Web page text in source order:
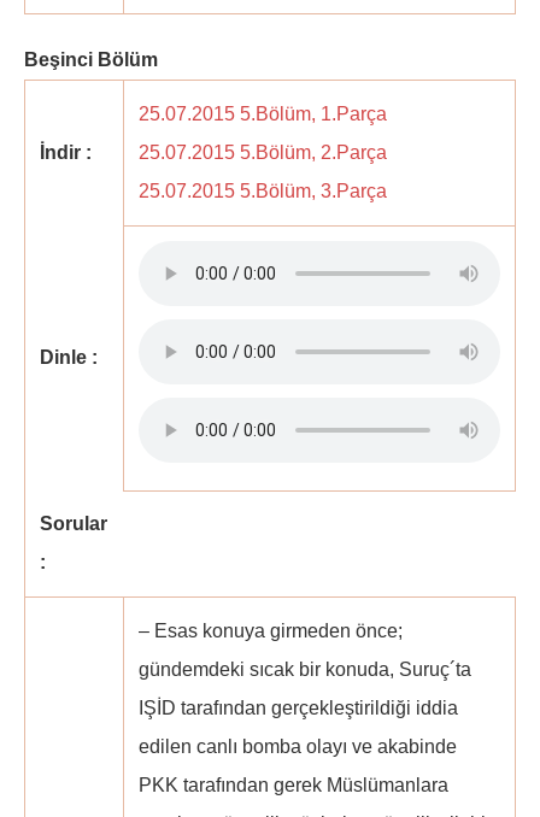
Beşinci Bölüm
İndir :
25.07.2015 5.Bölüm, 1.Parça
25.07.2015 5.Bölüm, 2.Parça
25.07.2015 5.Bölüm, 3.Parça
Dinle :
Sorular
:
– Esas konuya girmeden önce;
gündemdeki sıcak bir konuda, Suruç´ta
IŞİD tarafından gerçekleştirildiği iddia
edilen canlı bomba olayı ve akabinde
PKK tarafından gerek Müslümanlara